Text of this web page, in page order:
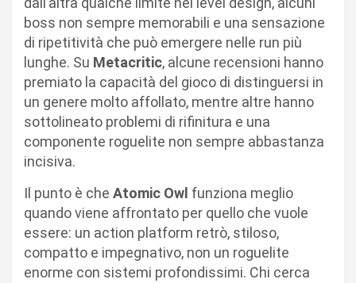
boss non sempre memorabili e una sensazione
di ripetitività che può emergere nelle run più
lunghe. Su Metacritic, alcune recensioni hanno
premiato la capacità del gioco di distinguersi in
un genere molto affollato, mentre altre hanno
sottolineato problemi di rifinitura e una
componente roguelite non sempre abbastanza
incisiva.
Il punto è che Atomic Owl funziona meglio
quando viene affrontato per quello che vuole
essere: un action platform retrò, stiloso,
compatto e impegnativo, non un roguelite
enorme con sistemi profondissimi. Chi cerca